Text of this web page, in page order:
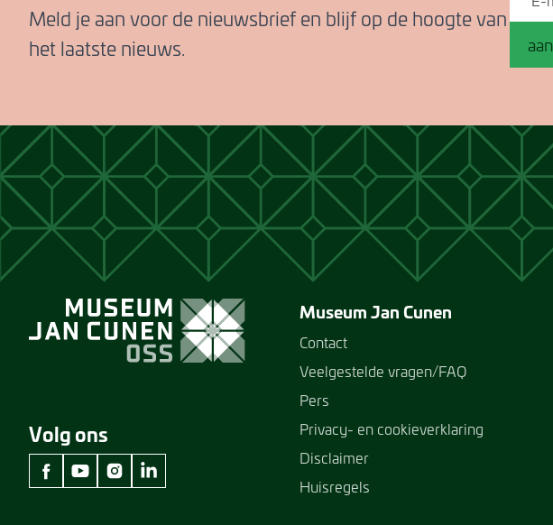
Meld je aan voor de nieuwsbrief en blijf op de hoogte van
het laatste nieuws.
Volg ons
facebook Museum Jan Cunen
youtube Museum Jan Cunen
instagram Museum Jan Cunen
linkedin Museum Jan Cunen
Museum Jan Cunen
Contact
Veelgestelde vragen/FAQ
Pers
Privacy- en cookieverklaring
Disclaimer
Huisregels